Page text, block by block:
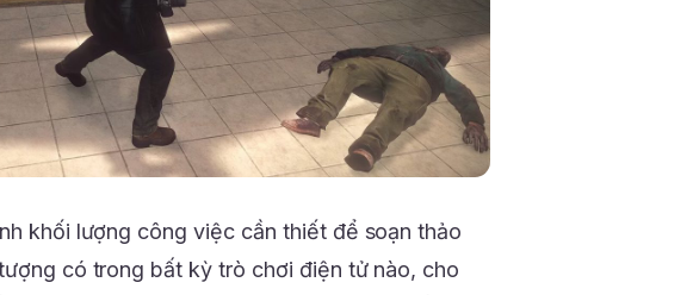
khối lượng công việc cần thiết để soạn thảo
có trong bất kỳ trò chơi điện tử nào, cho